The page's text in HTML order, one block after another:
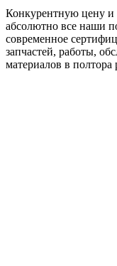
Конкурентную цену и
абсолютно все наши
современное
запчастей, работы,
материалов в полтора